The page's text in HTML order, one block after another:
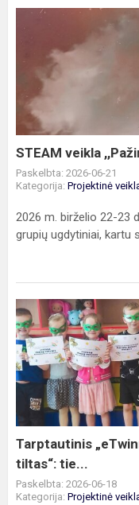
STEAM
,,Pažinkime
vainiką"
STEAM veikla
Paskelbta: 2026-06-21
Kategorija: Projektinė
2026 m. birželio 22-23
grupių ugdytiniai, kartu
Tarptautinis
„eTwinning“
projektas
„Kultūrinis
tiltas“:
tie...
Tarptautinis
tiltas“: tie...
Paskelbta: 2026-06-18
Kategorija: Projektinė